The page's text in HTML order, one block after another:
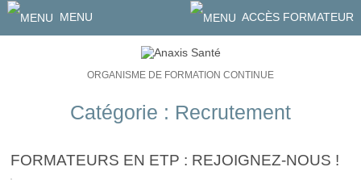
MENU ACCÈS FORMATEUR
ORGANISME DE FORMATION CONTINUE
Catégorie : Recrutement
FORMATEURS EN ETP : REJOIGNEZ-NOUS !